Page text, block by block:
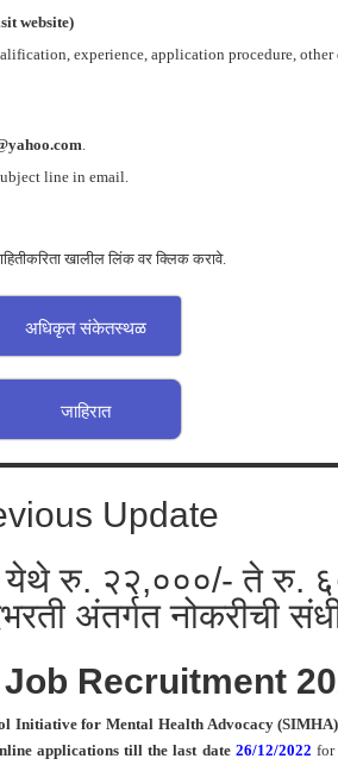
website)
experience, application procedure, other
line in email.
खालील लिंक वर क्लिक करावे.
अधिकृत संकेतस्थळ
जाहिरात
Update
येथे रु. २२,०००/- ते रु.
अंतर्गत नोकरीची
Job Recruitment
Initiative for Mental Health Advocacy
applications till the last date 26/12/2022 for